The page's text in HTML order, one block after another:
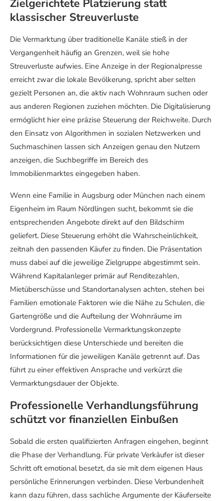
Zielgerichtete Platzierung statt
klassischer Streuverluste
Die Vermarktung über traditionelle Kanäle stieß in der
Vergangenheit häufig an Grenzen, weil sie hohe
Streuverluste aufwies. Eine Anzeige in der Regionalpresse
erreicht zwar die lokale Bevölkerung, spricht aber selten
gezielt Personen an, die aktiv nach Wohnraum suchen oder
aus anderen Regionen zuziehen möchten. Die Digitalisierung
ermöglicht hier eine präzise Steuerung der Reichweite. Durch
den Einsatz von Algorithmen in sozialen Netzwerken und
Suchmaschinen lassen sich Anzeigen genau den Nutzern
anzeigen, die Suchbegriffe im Bereich des
Immobilienmarktes eingegeben haben.
Wenn eine Familie in Augsburg oder München nach einem
Eigenheim im Raum Nördlingen sucht, bekommt sie die
entsprechenden Angebote direkt auf den Bildschirm
geliefert. Diese Steuerung erhöht die Wahrscheinlichkeit,
zeitnah den passenden Käufer zu finden. Die Präsentation
muss dabei auf die jeweilige Zielgruppe abgestimmt sein.
Während Kapitalanleger primär auf Renditezahlen,
Mietüberschüsse und Standortanalysen achten, stehen bei
Familien emotionale Faktoren wie die Nähe zu Schulen, die
Gartengröße und die Aufteilung der Wohnräume im
Vordergrund. Professionelle Vermarktungskonzepte
berücksichtigen diese Unterschiede und bereiten die
Informationen für die jeweiligen Kanäle getrennt auf. Das
führt zu einer effektiven Ansprache und verkürzt die
Vermarktungsdauer der Objekte.
Professionelle Verhandlungsführung
schützt vor finanziellen Einbußen
Sobald die ersten qualifizierten Anfragen eingehen, beginnt
die Phase der Verhandlung. Für private Verkäufer ist dieser
Schritt oft emotional besetzt, da sie mit dem eigenen Haus
persönliche Erinnerungen verbinden. Diese Verbundenheit
kann dazu führen, dass sachliche Argumente der Käuferseite